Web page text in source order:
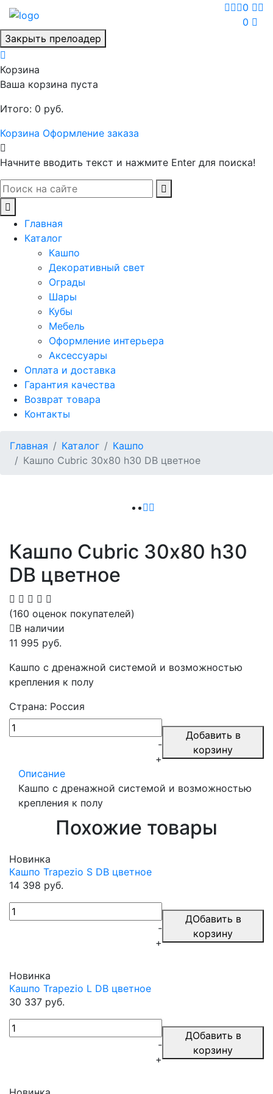
0
0
Закрыть прелоадер
Корзина
Ваша корзина пуста
Итого: 0 руб.
Корзина Оформление заказа
Начните вводить текст и нажмите Enter для поиска!
Главная
Каталог
Кашпо
Декоративный свет
Ограды
Шары
Кубы
Мебель
Оформление интерьера
Аксессуары
Оплата и доставка
Гарантия качества
Возврат товара
Контакты
Главная Каталог
Кашпо
Кашпо Cubric 30х80 h30 DB цветное
Кашпо Cubric 30х80 h30
DB цветное
(160 оценок покупателей)
В наличии
11 995 руб.
Кашпо с дренажной системой и возможностью
крепления к полу
Страна: Россия
-
+
Добавить в
корзину
Описание
Кашпо с дренажной системой и возможностью
крепления к полу
Похожие товары
Новинка
Кашпо Trapezio S DB цветное
14 398 руб.
-
+
ДОбавить в
корзину
Новинка
Кашпо Trapezio L DB цветное
30 337 руб.
-
+
ДОбавить в
корзину